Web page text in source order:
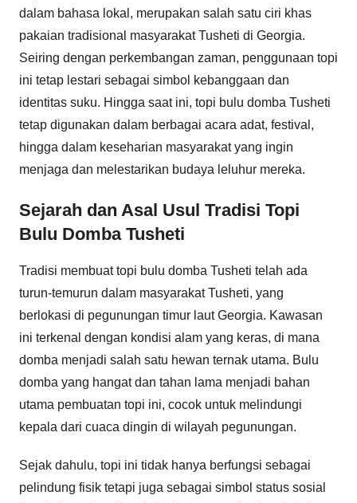
dalam bahasa lokal, merupakan salah satu ciri khas
pakaian tradisional masyarakat Tusheti di Georgia.
Seiring dengan perkembangan zaman, penggunaan topi
ini tetap lestari sebagai simbol kebanggaan dan
identitas suku. Hingga saat ini, topi bulu domba Tusheti
tetap digunakan dalam berbagai acara adat, festival,
hingga dalam keseharian masyarakat yang ingin
menjaga dan melestarikan budaya leluhur mereka.
Sejarah dan Asal Usul Tradisi Topi
Bulu Domba Tusheti
Tradisi membuat topi bulu domba Tusheti telah ada
turun-temurun dalam masyarakat Tusheti, yang
berlokasi di pegunungan timur laut Georgia. Kawasan
ini terkenal dengan kondisi alam yang keras, di mana
domba menjadi salah satu hewan ternak utama. Bulu
domba yang hangat dan tahan lama menjadi bahan
utama pembuatan topi ini, cocok untuk melindungi
kepala dari cuaca dingin di wilayah pegunungan.
Sejak dahulu, topi ini tidak hanya berfungsi sebagai
pelindung fisik tetapi juga sebagai simbol status sosial